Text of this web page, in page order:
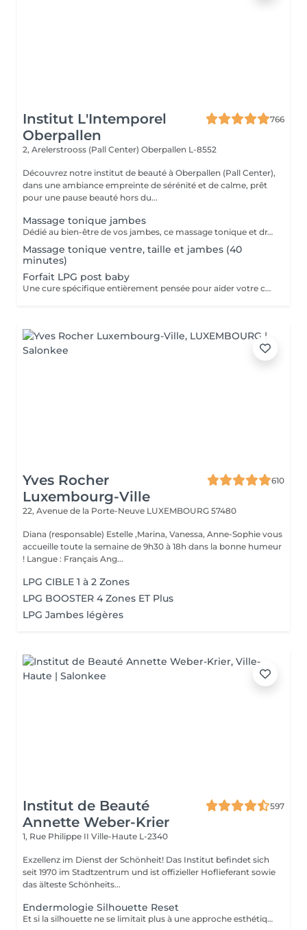
Institut L'Intemporel
Oberpallen
766
2, Arelerstrooss (Pall Center) Oberpallen L-8552
Découvrez notre institut de beauté à Oberpallen (Pall Center),
dans une ambiance empreinte de sérénité et de calme, prêt
pour une pause beauté hors du...
Massage tonique jambes
Dédié au bien-être de vos jambes, ce massage tonique et drainant vous procure une délicieuse sensation de légèreté.
Massage tonique ventre, taille et jambes (40
minutes)
Forfait LPG post baby
Une cure spécifique entièrement pensée pour aider votre corps a retrouver énergie et fermeté. 10 séances + 2 gratuites
Yves Rocher
Luxembourg-Ville
610
22, Avenue de la Porte-Neuve LUXEMBOURG 57480
Diana (responsable) Estelle ,Marina, Vanessa, Anne-Sophie vous
accueille toute la semaine de 9h30 à 18h dans la bonne humeur
! Langue : Français Ang...
LPG CIBLE 1 à 2 Zones
LPG BOOSTER 4 Zones ET Plus
LPG Jambes légères
Institut de Beauté
Annette Weber-Krier
597
1, Rue Philippe II Ville-Haute L-2340
Exzellenz im Dienst der Schönheit! Das Institut befindet sich
seit 1970 im Stadtzentrum und ist offizieller Hoflieferant sowie
das älteste Schönheits...
Endermologie Silhouette Reset
Et si la silhouette ne se limitait plus à une approche esthétique, mais s'envisageait à travers le prisme du bien-être global ? Avec Silhouette Reset, LPG® dévoile un nouveau soin signature endermologie® qui réinvente les codes de la minceur en intégrant pleinement les interactions corps-esprit. Conçu comme un véritable reset corporel, ce protocole de 55 minutes agit sur les tensions nerveuses, stimule les circulations et accompagne la libération des déséquilibres liés au stress, au sommeil et à la digestion. Dans un contexte où ces facteurs influencent directement l'harmonie corporelle, le soin vise à restaurer un fonctionnement physiologique plus fluide et équilibré. Au cur du protocole, la technologie CELLU M6 INFINITY® s'associe à un modelage manuel expert, créant une synergie entre stimulation mécanique de précision et approche sensorielle. Cette double action permet une prise en charge à la fois ciblée et globale des tissus et des volumes. Fruit de plus de 40 ans d'expertise, Silhouette Reset illustre l'émergence d'une nouvelle esthétique thérapeutique : une minceur qui n'est plus une finalité isolée, mais la conséquence visible d'un mieux-être profond et durable. Disponible exclusivement dans les centres équipés CELLU M6 INFINITY®, le nouveau soin Silhouette Reset est à découvrir dès maintenant.